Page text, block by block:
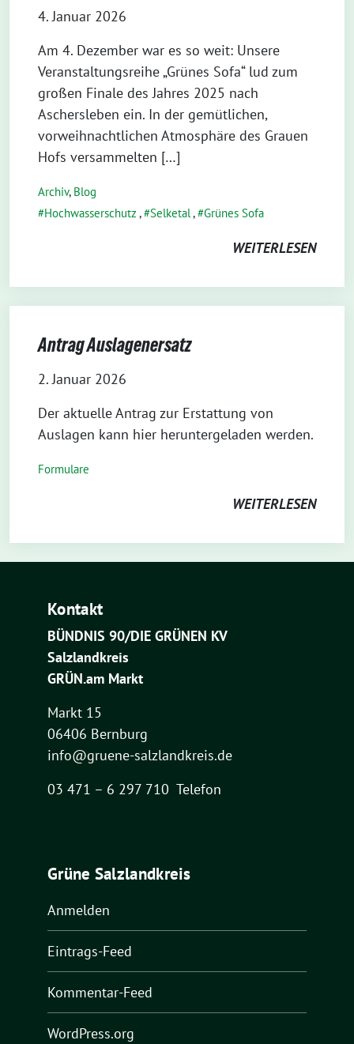
4. Januar 2026
Am 4. Dezember war es so weit: Unsere
Veranstaltungsreihe „Grünes Sofa“ lud zum
großen Finale des Jahres 2025 nach
Aschersleben ein. In der gemütlichen,
vorweihnachtlichen Atmosphäre des Grauen
Hofs versammelten […]
Archiv, Blog
Hochwasserschutz , Selketal, Grünes Sofa
WEITERLESEN
Antrag Auslagenersatz
2. Januar 2026
Der aktuelle Antrag zur Erstattung von
Auslagen kann hier heruntergeladen werden.
Formulare
WEITERLESEN
Kontakt
BÜNDNIS 90/DIE GRÜNEN KV
Salzlandkreis
GRÜN.am Markt
Markt 15
06406 Bernburg
info@gruene-salzlandkreis.de
03 471 – 6 297 710 Telefon
Grüne Salzlandkreis
Anmelden
Eintrags-Feed
Kommentar-Feed
WordPress.org